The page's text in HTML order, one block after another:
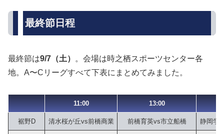
最終節日程
最終節は9/7（土）
。会場は時之栖スポーツセンター各
地。A〜Cリーグすべて下表にまとめてみました。
11:00 13:00
裾野D 清水桜が丘vs前橋商業 前橋育英vs市立船橋 静岡学